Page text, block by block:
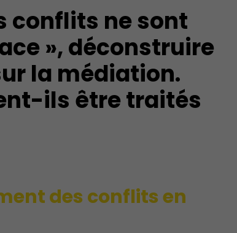
conflits ne sont
», déconstruire
la médiation.
ils être traités
des conflits en